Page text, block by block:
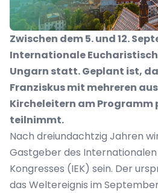
Zwischen dem 5. und 12.
Internationale
Ungarn statt. Geplant ist,
Franziskus mit mehreren
Kircheleitern am Programm
teilnimmt.
Nach dreiundachtzig Jahren
Gastgeber des
Kongresses (IEK) sein. Der
das Weltereignis im